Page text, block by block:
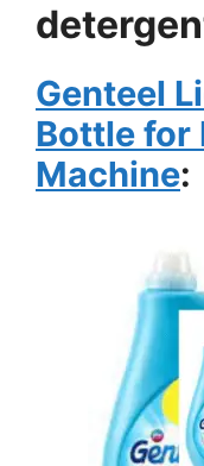
Genteel
Bottle for
Machine: